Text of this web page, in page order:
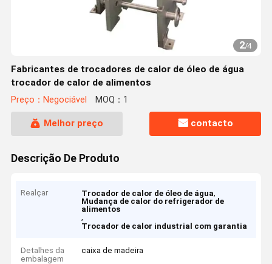
2/4
Fabricantes de trocadores de calor de óleo de água
trocador de calor de alimentos
Preço：Negociável MOQ：1
Melhor preço contacto
Descrição De Produto
Realçar Trocador de calor de óleo de água,
Mudança de calor do refrigerador de
alimentos
,
Trocador de calor industrial com garantia
Detalhes da
embalagem
caixa de madeira